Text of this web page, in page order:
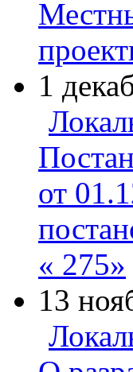
1
от
« 275»
13